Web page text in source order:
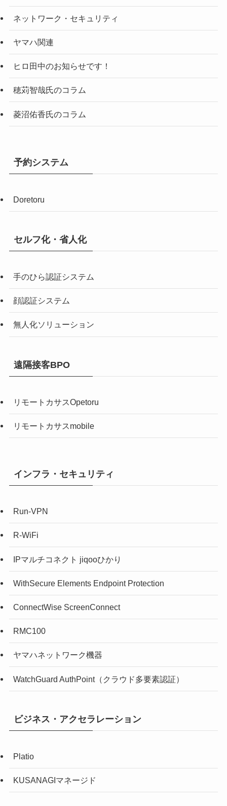
ネットワーク・セキュリティ
ヤマハ関連
ヒロ田中のお知らせです！
穂苅智哉氏のコラム
菱沼佑香氏のコラム
予約システム
Doretoru
セルフ化・省人化
手のひら認証システム
顔認証システム
無人化ソリューション
遠隔接客BPO
リモートカサスOpetoru
リモートカサスmobile
インフラ・セキュリティ
Run-VPN
R-WiFi
IPマルチコネクト jiqooひかり
WithSecure Elements Endpoint Protection
ConnectWise ScreenConnect
RMC100
ヤマハネットワーク機器
WatchGuard AuthPoint（クラウド多要素認証）
ビジネス・アクセラレーション
Platio
KUSANAGIマネージド